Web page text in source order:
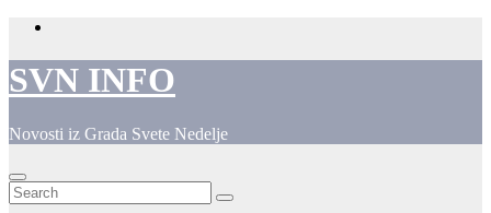
Skip
content
SVN INFO
Novosti iz Grada Svete Nedelje